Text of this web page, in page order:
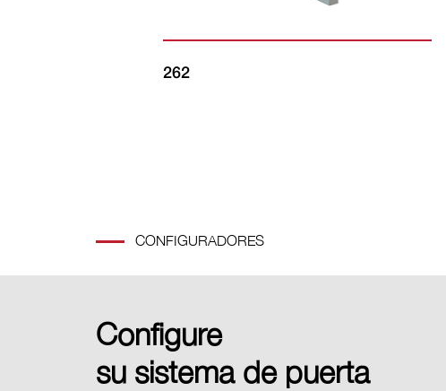
262
CONFIGURADORES
Configure
su sistema de puerta